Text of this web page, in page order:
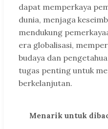
dapat memperkaya
dunia, menjaga
mendukung
era globalisasi,
budaya dan
tugas penting untuk
berkelanjutan.
Menarik untuk